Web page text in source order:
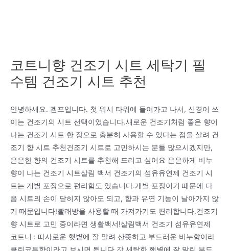
코트니향 건조기 시트 세탁기 필
수템 건조기 시트 추천
안녕하세요. 겜프입니다. 첫 워시 타워에 들어가고 나서, 신경이 쓰
이는 건조기의 시트 선택이었습니다.새로운 건조기처럼 좋은 향이
나는 건조기 시트 한 장으로 충분히 사용할 수 있다는 점을 살려 건
조기 향 시트 추천건조기 시트로 고민하시는 분들 많으시겠지만,
은은한 향의 건조기 시트를 추천해 드리고 싶어요 은은하게 비누
향이 나는 건조기 시트살림 백서 건조기의 섬유유연제 건조기 시
트는 개별 포장으로 편리함도 있습니다.개별 포장이기 때문에 다
음 시트의 손이 닫히지 않아도 되고, 향과 유연 기능이 날아가지 않
기 때문입니다!빨래방을 사용할 때 가져가기도 편리합니다.건조기
향 시트로 고민 중이라면 생활백서!살림백서 건조기 섬유유연제
코트니 : 따사로운 햇볕에 잘 말려 산뜻하고 부드러운 비누향이라